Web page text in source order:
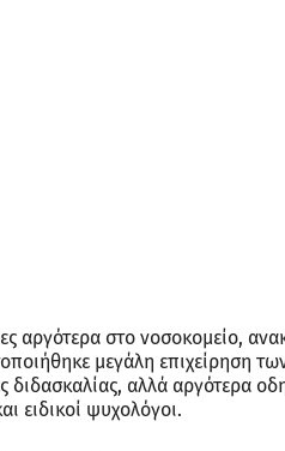
αργότερα στο νοσοκομείο,
μεγάλη επιχείρηση
διδασκαλίας, αλλά αργότερα
ειδικοί ψυχολόγοι.